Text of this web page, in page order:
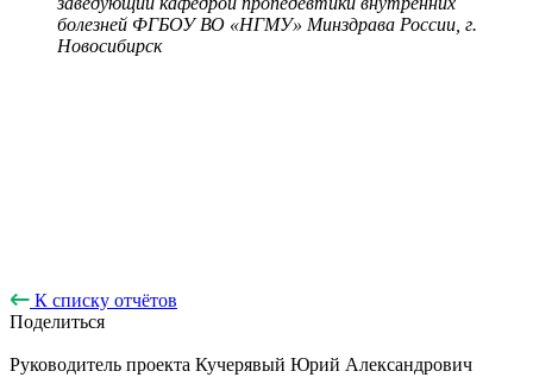
болезней ФГБОУ ВО «НГМУ» Минздрава России, г.
Новосибирск
К списку отчётов
Поделиться
Руководитель проекта Кучерявый Юрий Александрович